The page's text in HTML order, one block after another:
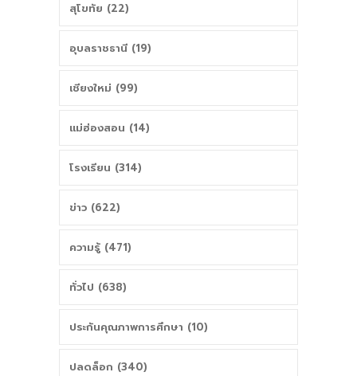
สุโขทัย (22)
อุบลราชธานี (19)
เชียงใหม่ (99)
แม่ฮ่องสอน (14)
โรงเรียน (314)
ข่าว (622)
ความรู้ (471)
ทั่วไป (638)
ประกันคุณภาพการศึกษา (10)
ปลดล็อก (340)